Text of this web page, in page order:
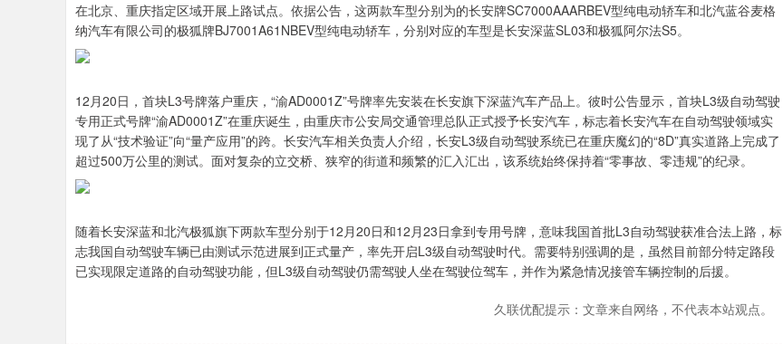
在北京、重庆指定区域开展上路试点。依据公告，这两款车型分别为的长安牌SC7000AAARBEV型纯电动轿车和北汽蓝谷麦格
纳汽车有限公司的极狐牌BJ7001A61NBEV型纯电动轿车，分别对应的车型是长安深蓝SL03和极狐阿尔法S5。
12月20日，首块L3号牌落户重庆，“渝AD0001Z”号牌率先安装在长安旗下深蓝汽车产品上。彼时公告显示，首块L3级自动驾驶
专用正式号牌“渝AD0001Z”在重庆诞生，由重庆市公安局交通管理总队正式授予长安汽车，标志着长安汽车在自动驾驶领域实
现了从“技术验证”向“量产应用”的跨。长安汽车相关负责人介绍，长安L3级自动驾驶系统已在重庆魔幻的“8D”真实道路上完成了
超过500万公里的测试。面对复杂的立交桥、狭窄的街道和频繁的汇入汇出，该系统始终保持着“零事故、零违规”的纪录。
随着长安深蓝和北汽极狐旗下两款车型分别于12月20日和12月23日拿到专用号牌，意味我国首批L3自动驾驶获准合法上路，标
志我国自动驾驶车辆已由测试示范进展到正式量产，率先开启L3级自动驾驶时代。需要特别强调的是，虽然目前部分特定路段
已实现限定道路的自动驾驶功能，但L3级自动驾驶仍需驾驶人坐在驾驶位驾车，并作为紧急情况接管车辆控制的后援。
久联优配提示：文章来自网络，不代表本站观点。